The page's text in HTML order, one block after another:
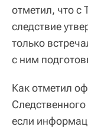
отметил, что с
следствие
только
с ним
Как отметил
если